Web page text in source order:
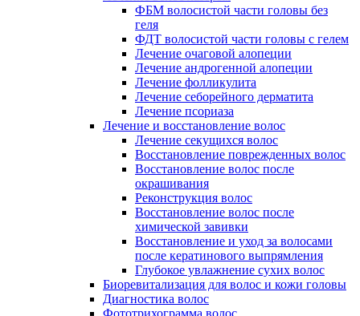
ФБМ волосистой части головы без
геля
ФДТ волосистой части головы с гелем
Лечение очаговой алопеции
Лечение андрогенной алопеции
Лечение фолликулита
Лечение себорейного дерматита
Лечение псориаза
Лечение и восстановление волос
Лечение секущихся волос
Восстановление поврежденных волос
Восстановление волос после
окрашивания
Реконструкция волос
Восстановление волос после
химической завивки
Восстановление и уход за волосами
после кератинового выпрямления
Глубокое увлажнение сухих волос
Биоревитализация для волос и кожи головы
Диагностика волос
Фототрихограмма волос